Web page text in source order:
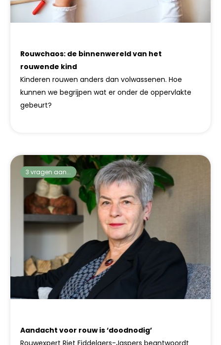
Rouwchaos: de binnenwereld van het
rouwende kind
Kinderen rouwen anders dan volwassenen. Hoe
kunnen we begrijpen wat er onder de oppervlakte
gebeurt?
3 vragen aan...
Aandacht voor rouw is ‘doodnodig’